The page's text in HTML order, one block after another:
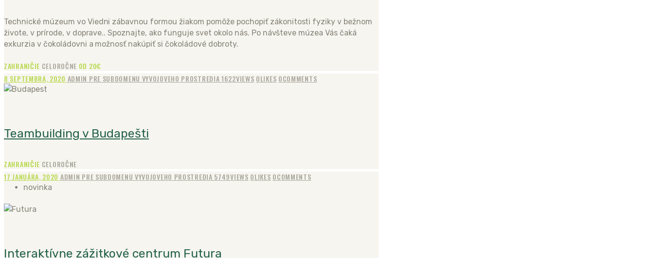
Technické múzeum vo Viedni zábavnou formou žiakom pomôže pochopiť zákonitosti fyziky v bežnom
živote, v prírode, v doprave.. Spoznajte, ako funguje svet okolo nás. Po návšteve múzea Vás čaká
exkurzia v čokoládovni a možnosť nakúpiť si čokoládové dobroty.
ZAHRANIČIE CELOROČNE OD 20€
8 SEPTEMBRA, 2020 ADMIN PRE SUBDOMENU VYVOJOVEHO PROSTREDIA1622VIEWS 0LIKES 0COMMENTS
Teambuilding v Budapešti
ZAHRANIČIE CELOROČNE
17 JANUÁRA, 2020 ADMIN PRE SUBDOMENU VYVOJOVEHO PROSTREDIA 5749VIEWS 0LIKES 0COMMENTS
novinka
Interaktívne zážitkové centrum Futura